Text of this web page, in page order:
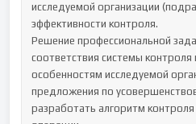
исследуемой организации
эффективности контроля.
Решение профессиональной
соответствия системы
особенностям исследуемой
предложения по
разработать алгоритм